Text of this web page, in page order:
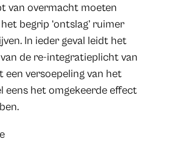
van overmacht moeten
begrip ‘ontslag’ ruimer
In ieder geval leidt het
de re-integratieplicht van
een versoepeling van het
eens het omgekeerde effect